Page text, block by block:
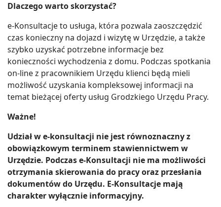
Dlaczego warto skorzystać?
e-Konsultacje to usługa, która pozwala zaoszczędzić
czas konieczny na dojazd i wizytę w Urzędzie, a także
szybko uzyskać potrzebne informacje bez
konieczności wychodzenia z domu. Podczas spotkania
on-line z pracownikiem Urzędu klienci będą mieli
możliwość uzyskania kompleksowej informacji na
temat bieżącej oferty usług Grodzkiego Urzędu Pracy.
Ważne!
Udział w e-konsultacji nie jest równoznaczny z
obowiązkowym terminem stawiennictwem w
Urzędzie. Podczas e-Konsultacji nie ma możliwości
otrzymania skierowania do pracy oraz przesłania
dokumentów do Urzędu. E-Konsultacje mają
charakter wyłącznie informacyjny.